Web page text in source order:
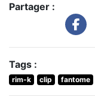
Partager :
Tags :
rim-k clip fantome